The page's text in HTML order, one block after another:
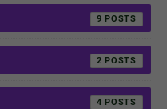
9
2
4